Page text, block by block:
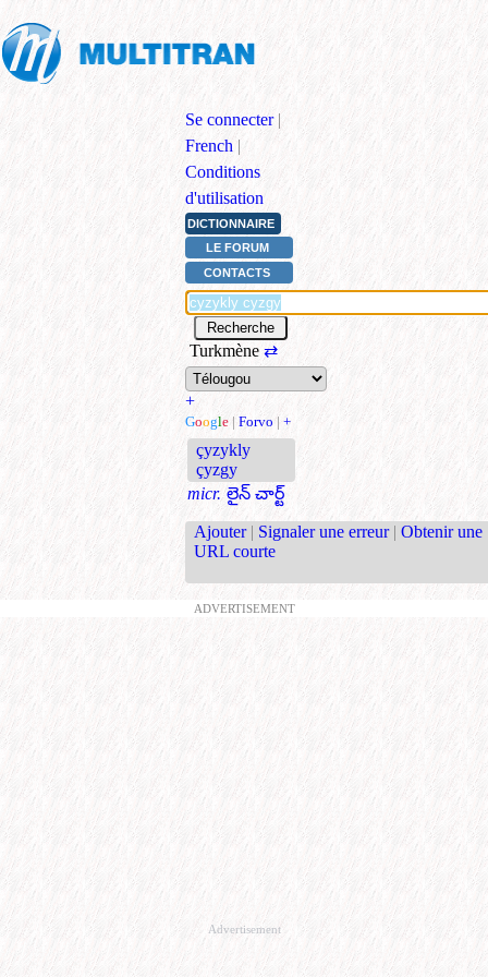
Se connecter |
French |
Conditions
d'utilisation
DICTIONNAIRE
LE FORUM
CONTACTS
Turkmène ⇄
+
Google | Forvo | +
çyzykly
çyzgy
micr. లైన్ చార్ట్
Ajouter | Signaler une erreur | Obtenir une
URL courte
ADVERTISEMENT
Advertisement